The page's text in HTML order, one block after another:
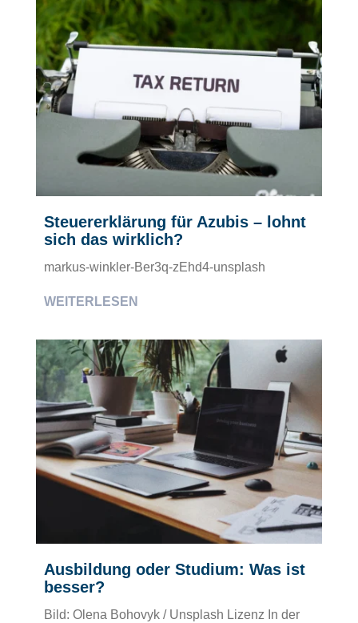
Steuererklärung für Azubis – lohnt
sich das wirklich?
markus-winkler-Ber3q-zEhd4-unsplash
WEITERLESEN
Ausbildung oder Studium: Was ist
besser?
Bild: Olena Bohovyk / Unsplash Lizenz In der